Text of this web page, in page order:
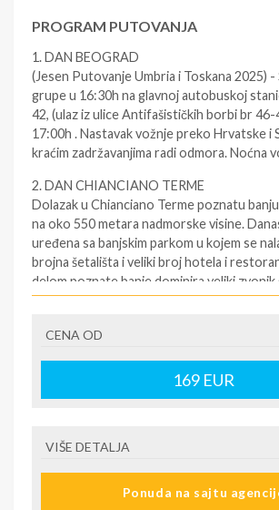
PROGRAM PUTOVANJA
1. DAN BEOGRAD
(Jesen Putovanje Umbria i Toskana 2025) -
grupe u 16:30h na glavnoj autobuskoj
42, (ulaz iz ulice Antifašističkih borbi br 46-
17:00h . Nastavak vožnje preko Hrvatske i
kraćim zadržavanjima radi odmora. Noćna
2. DAN CHIANCIANO TERME
Dolazak u Chianciano Terme poznatu
na oko 550 metara nadmorske visine.
uređena sa banjskim parkom u kojem se
brojna šetališta i veliki broj hotela i
delom poznate banje dominira veliki zvonik
srednjem veku, na čijoj se spoljašnosti
vreme. Noćenje.
3. DAN CHIANCIANO TERME - PERUGIA -
dolasku u Peruđu koju zovu i univerzitetski
penjemo do istorijskog centra i krećemo u
CENA OD
169 EUR
VIŠE DETALJA
Ponuda na sajtu